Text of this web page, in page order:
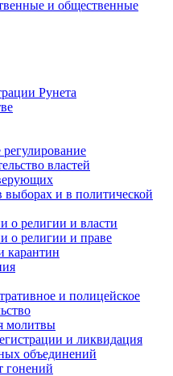
и общественные
Рунета
властей
выборах и в политической
о религии и власти
о религии и праве
карантин
и полицейское
молитвы
и ликвидация
объединений
гонений